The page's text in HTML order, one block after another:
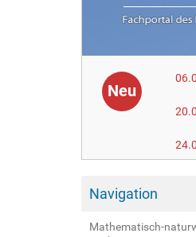
Neu
Navigation
Mathematisch-